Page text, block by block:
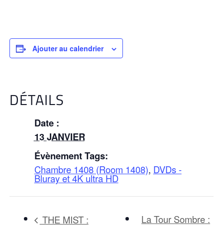
Ajouter au calendrier
DÉTAILS
Date :
13 JANVIER
Évènement Tags:
Chambre 1408 (Room 1408), DVDs -
Bluray et 4K ultra HD
THE MIST :
La Tour Sombre :